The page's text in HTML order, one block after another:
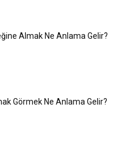
Almak Ne Anlama Gelir?
Görmek Ne Anlama Gelir?